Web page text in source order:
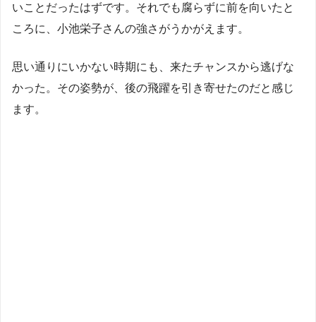
いことだったはずです。それでも腐らずに前を向いたと
ころに、小池栄子さんの強さがうかがえます。
思い通りにいかない時期にも、来たチャンスから逃げな
かった。その姿勢が、後の飛躍を引き寄せたのだと感じ
ます。